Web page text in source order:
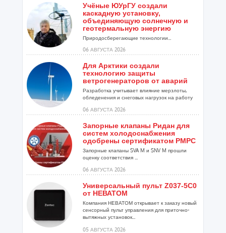
Учёные ЮУрГУ создали
каскадную установку,
объединяющую солнечную и
геотермальную энергию
Природосберегающие технологии...
06 АВГУСТА 2026
Для Арктики создали
технологию защиты
ветрогенераторов от аварий
Разработка учитывает влияние мерзлоты,
обледенения и снеговых нагрузок на работу
06 АВГУСТА 2026
Запорные клапаны Ридан для
систем холодоснабжения
одобрены сертификатом РМРС
Запорные клапаны SVA M и SNV M прошли
оценку соответствия ...
06 АВГУСТА 2026
Универсальный пульт Z037-5C0
от НЕВАТОМ
Компания НЕВАТОМ открывает к заказу новый
сенсорный пульт управления для приточно-
вытяжных установок...
05 АВГУСТА 2026